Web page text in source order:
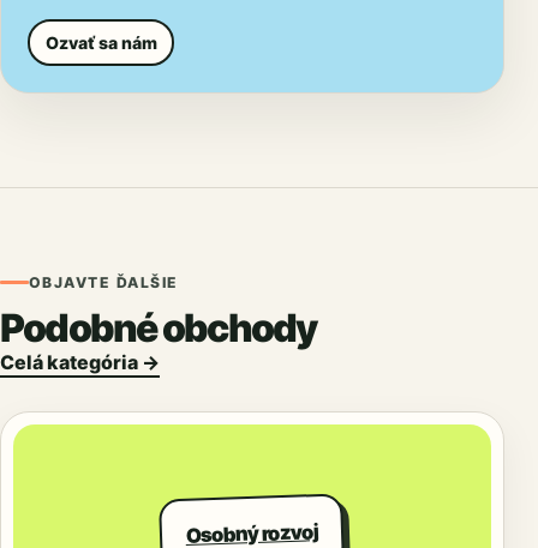
Ozvať sa nám
OBJAVTE ĎALŠIE
Podobné obchody
Celá kategória →
Osobný rozvoj